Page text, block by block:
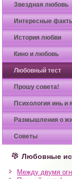
Звездная любовь
Интересные
История любви
Кино и любовь
Любовный тест
Прошу совета!
Психология инь и
Размышления о
Советы
Любовные
Между двумя